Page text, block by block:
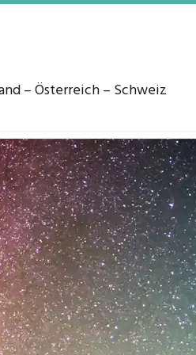
– Österreich – Schweiz